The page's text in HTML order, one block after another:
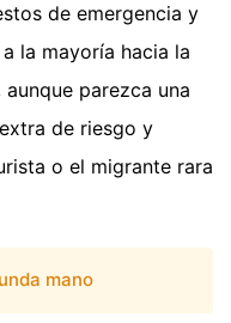
de emergencia y
la mayoría hacia la
parezca una
de riesgo y
o el migrante rara
mano